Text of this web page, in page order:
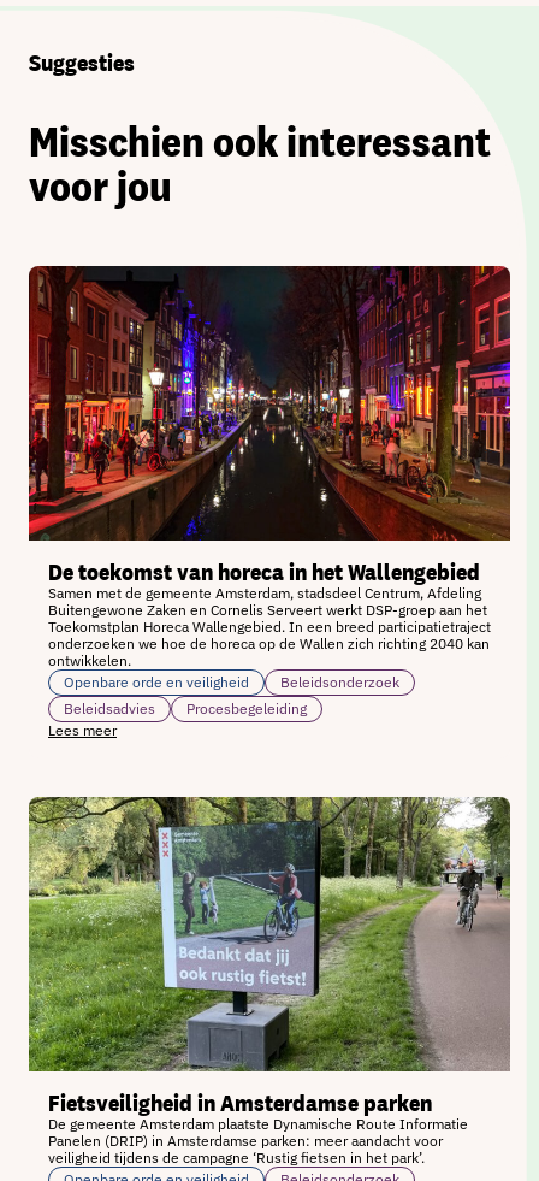
Suggesties
Misschien ook interessant
voor jou
De toekomst van horeca in het Wallengebied
Samen met de gemeente Amsterdam, stadsdeel Centrum, Afdeling
Buitengewone Zaken en Cornelis Serveert werkt DSP-groep aan het
Toekomstplan Horeca Wallengebied. In een breed participatietraject
onderzoeken we hoe de horeca op de Wallen zich richting 2040 kan
ontwikkelen.
Openbare orde en veiligheid
Beleidsonderzoek
Beleidsadvies
Procesbegeleiding
Lees meer
Fietsveiligheid in Amsterdamse parken
De gemeente Amsterdam plaatste Dynamische Route Informatie
Panelen (DRIP) in Amsterdamse parken: meer aandacht voor
veiligheid tijdens de campagne ‘Rustig fietsen in het park’.